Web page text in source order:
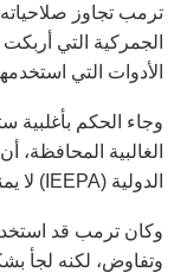
ترمب تجاوز
الجمركية التي أربكت
الأدوات التي
وجاء الحكم بأغلبية
الغالبية المحافظة،
الدولية (IEEPA) لا يمنح الرئيس سلطة فرض رسوم جمركية.
وكان ترمب قد
وتفاوض، لكنه لجأ